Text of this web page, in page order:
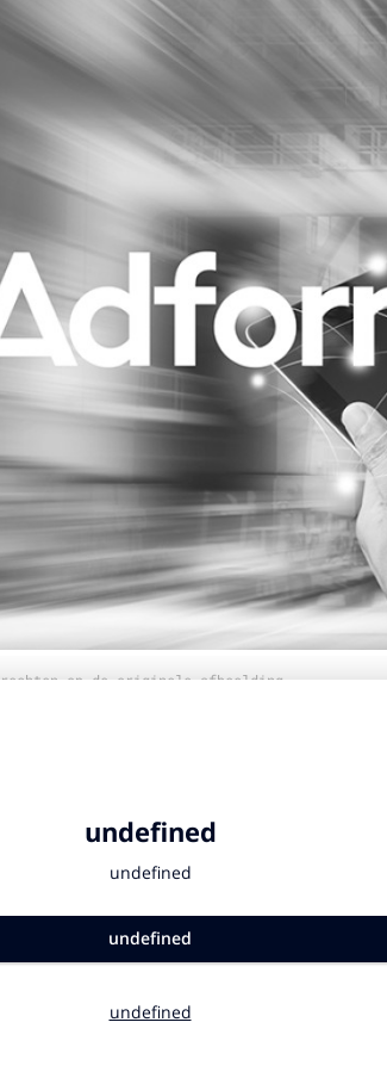
marketing
communicatie
rechten op de originele afbeelding